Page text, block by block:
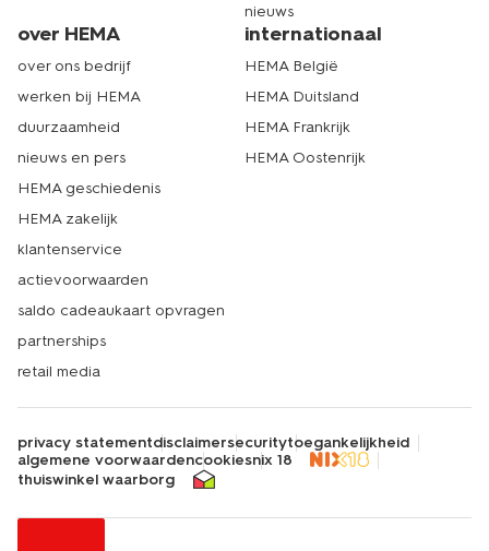
nieuws
over HEMA
over ons bedrijf
werken bij HEMA
duurzaamheid
nieuws en pers
HEMA geschiedenis
HEMA zakelijk
klantenservice
actievoorwaarden
saldo cadeaukaart opvragen
partnerships
retail media
internationaal
HEMA België
HEMA Duitsland
HEMA Frankrijk
HEMA Oostenrijk
privacy statementdisclaimersecuritytoegankelijkheid
algemene voorwaardencookiesnix 18
thuiswinkel waarborg